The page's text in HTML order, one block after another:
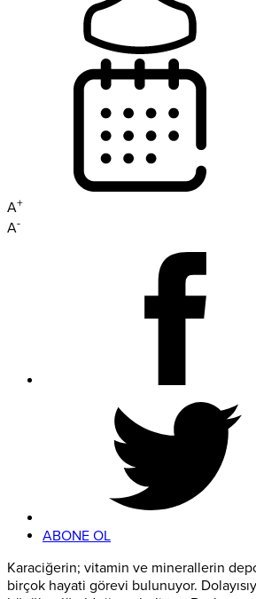
A+
A-
ABONE OL
Karaciğerin; vitamin ve minerallerin
birçok hayati görevi bulunuyor.